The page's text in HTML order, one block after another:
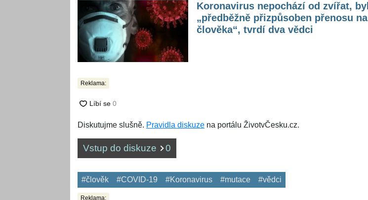
Koronavirus nepochází od zvířat, byl
„předběžně přizpůsoben přenosu na
člověka“, tvrdí dva vědci
Reklama:
Diskutujme slušně. Pravidla diskuze na portálu ŽivotvČesku.cz.
Vstup do diskuze 0
#člověk #COVID-19 #Koronavirus #mutace #vědci
Reklama: